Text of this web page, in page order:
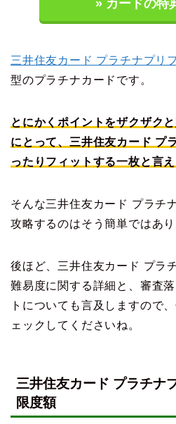
» カードの特
三井住友カード プラチナプリ
型のプラチナカードです。
とにかくポイントをザクザク
にとって、三井住友カード プ
ったりフィットする一枚と言え
そんな三井住友カード プラチ
攻略するのはそう簡単ではあり
後ほど、三井住友カード プラ
難易度に関する詳細と、審査
トについても言及しますので
ェックしてくださいね。
三井住友カード プラチナ
限度額